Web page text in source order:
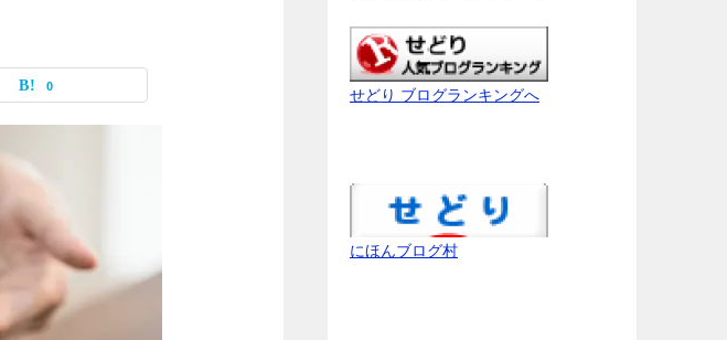
0 せどり ブログランキングへ
にほんブログ村